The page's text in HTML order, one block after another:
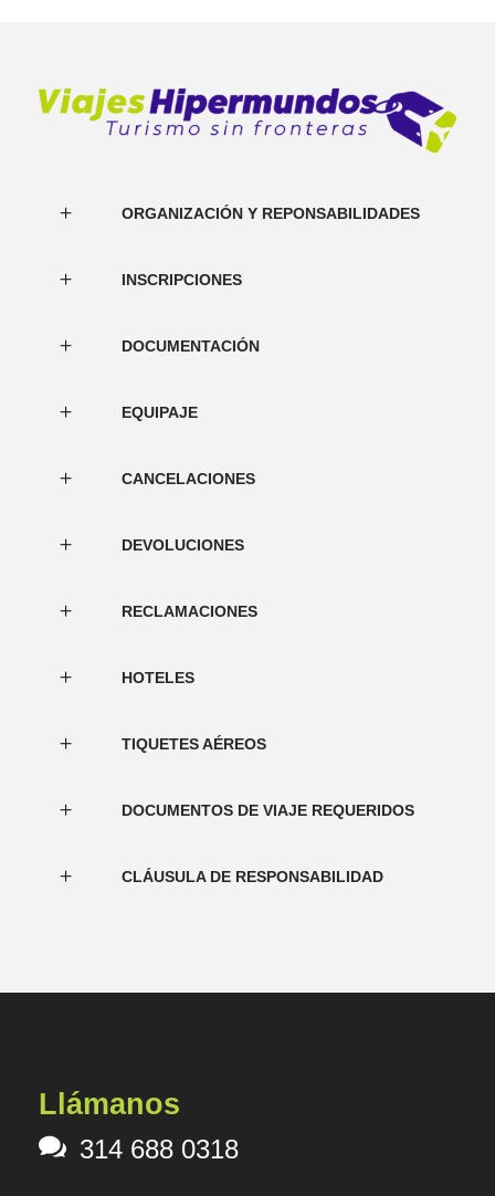
ORGANIZACIÓN Y REPONSABILIDADES
INSCRIPCIONES
DOCUMENTACIÓN
EQUIPAJE
CANCELACIONES
DEVOLUCIONES
RECLAMACIONES
HOTELES
TIQUETES AÉREOS
DOCUMENTOS DE VIAJE REQUERIDOS
CLÁUSULA DE RESPONSABILIDAD
Llámanos
314 688 0318